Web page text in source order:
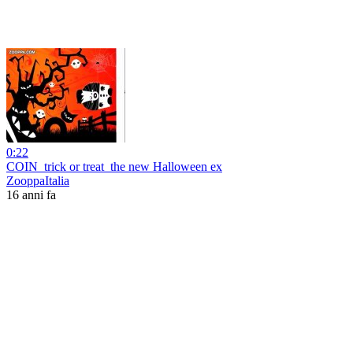
0:22
COIN_trick or treat_the new Halloween ex
ZooppaItalia
16 anni fa